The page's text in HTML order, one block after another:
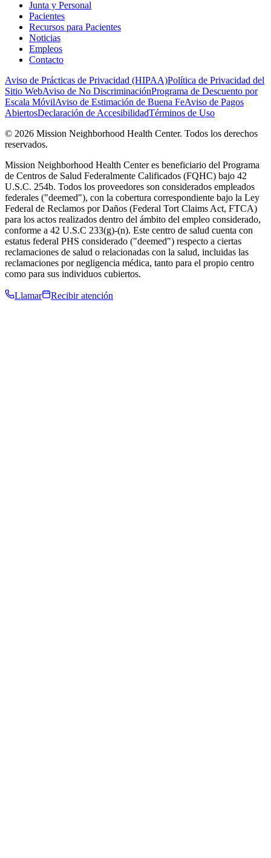
Junta y Personal
Pacientes
Recursos para Pacientes
Noticias
Empleos
Contacto
Aviso de Prácticas de Privacidad (HIPAA)Política de Privacidad del
Sitio WebAviso de No DiscriminaciónPrograma de Descuento por
Escala MóvilAviso de Estimación de Buena FeAviso de Pagos
AbiertosDeclaración de AccesibilidadTérminos de Uso
© 2026 Mission Neighborhood Health Center. Todos los derechos
reservados.
Mission Neighborhood Health Center es beneficiario del Programa
de Centros de Salud Federalmente Calificados (FQHC) bajo 42
U.S.C. 254b. Todos los proveedores son considerados empleados
federales ("deemed"), con la cobertura correspondiente bajo la Ley
Federal de Reclamos por Daños (Federal Tort Claims Act, FTCA)
para los actos realizados dentro del ámbito del empleo considerado,
conforme a 42 U.S.C 233(g)-(n). Este centro de salud cuenta con
estatus federal PHS considerado ("deemed") respecto a ciertas
reclamaciones de salud o relacionadas con la salud, incluidas las
reclamaciones por negligencia médica, tanto para el propio centro
como para sus individuos cubiertos.
Llamar Recibir atención